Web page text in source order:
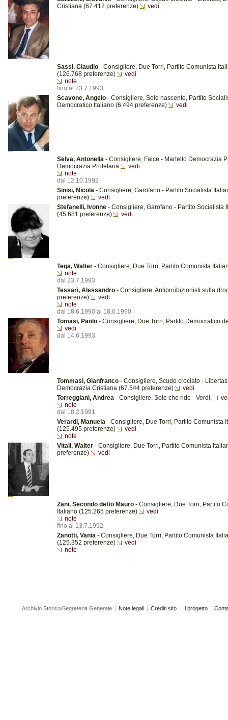
Cristiana (67.412 preferenze)
vedi
Sassi, Claudio - Consigliere, Due Torri, Partito Comunista
(126.768 preferenze)
vedi
note
fino al 23.7.1993
Scavone, Angelo - Consigliere, Sole nascente, Partito
Democratico Italiano (6.494 preferenze)
vedi
Selva, Antonella - Consigliere, Falce - Martello Democrazia
Democrazia Proletaria
vedi
note
dal 12.10.1992
Sinisi, Nicola - Consigliere, Garofano - Partito Socialista
preferenze)
vedi
Stefanelli, Ivonne - Consigliere, Garofano - Partito Socialista
(45.681 preferenze)
vedi
Tega, Walter - Consigliere, Due Torri, Partito Comunista
note
dal 23.7.1993
Tessari, Alessandro - Consigliere, Antiproibizionisti sulla
preferenze)
vedi
note
dal 18.6.1990 al 18.6.1990
Tomasi, Paolo - Consigliere, Due Torri, Partito Democratico
vedi
dal 14.6.1993
Tommasi, Gianfranco - Consigliere, Scudo crociato -
Democrazia Cristiana (67.544 preferenze)
vedi
Torreggiani, Andrea - Consigliere, Sole che ride - Verdi,
note
dal 18.2.1991
Verardi, Manuela - Consigliere, Due Torri, Partito Comunista
(125.495 preferenze)
vedi
note
Vitali, Walter - Consigliere, Due Torri, Partito Comunista
preferenze)
vedi
Zani, Secondo detto Mauro - Consigliere, Due Torri, Partito
Italiano (125.265 preferenze)
vedi
note
fino al 13.7.1992
Zanotti, Vania - Consigliere, Due Torri, Partito Comunista
(125.352 preferenze)
vedi
note
Archivio Storico/Segreteria Generale Note legali Crediti sito Il progetto